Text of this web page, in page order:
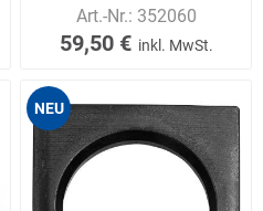
Art.-Nr.: 352060
59,50 € inkl. MwSt.
NEU